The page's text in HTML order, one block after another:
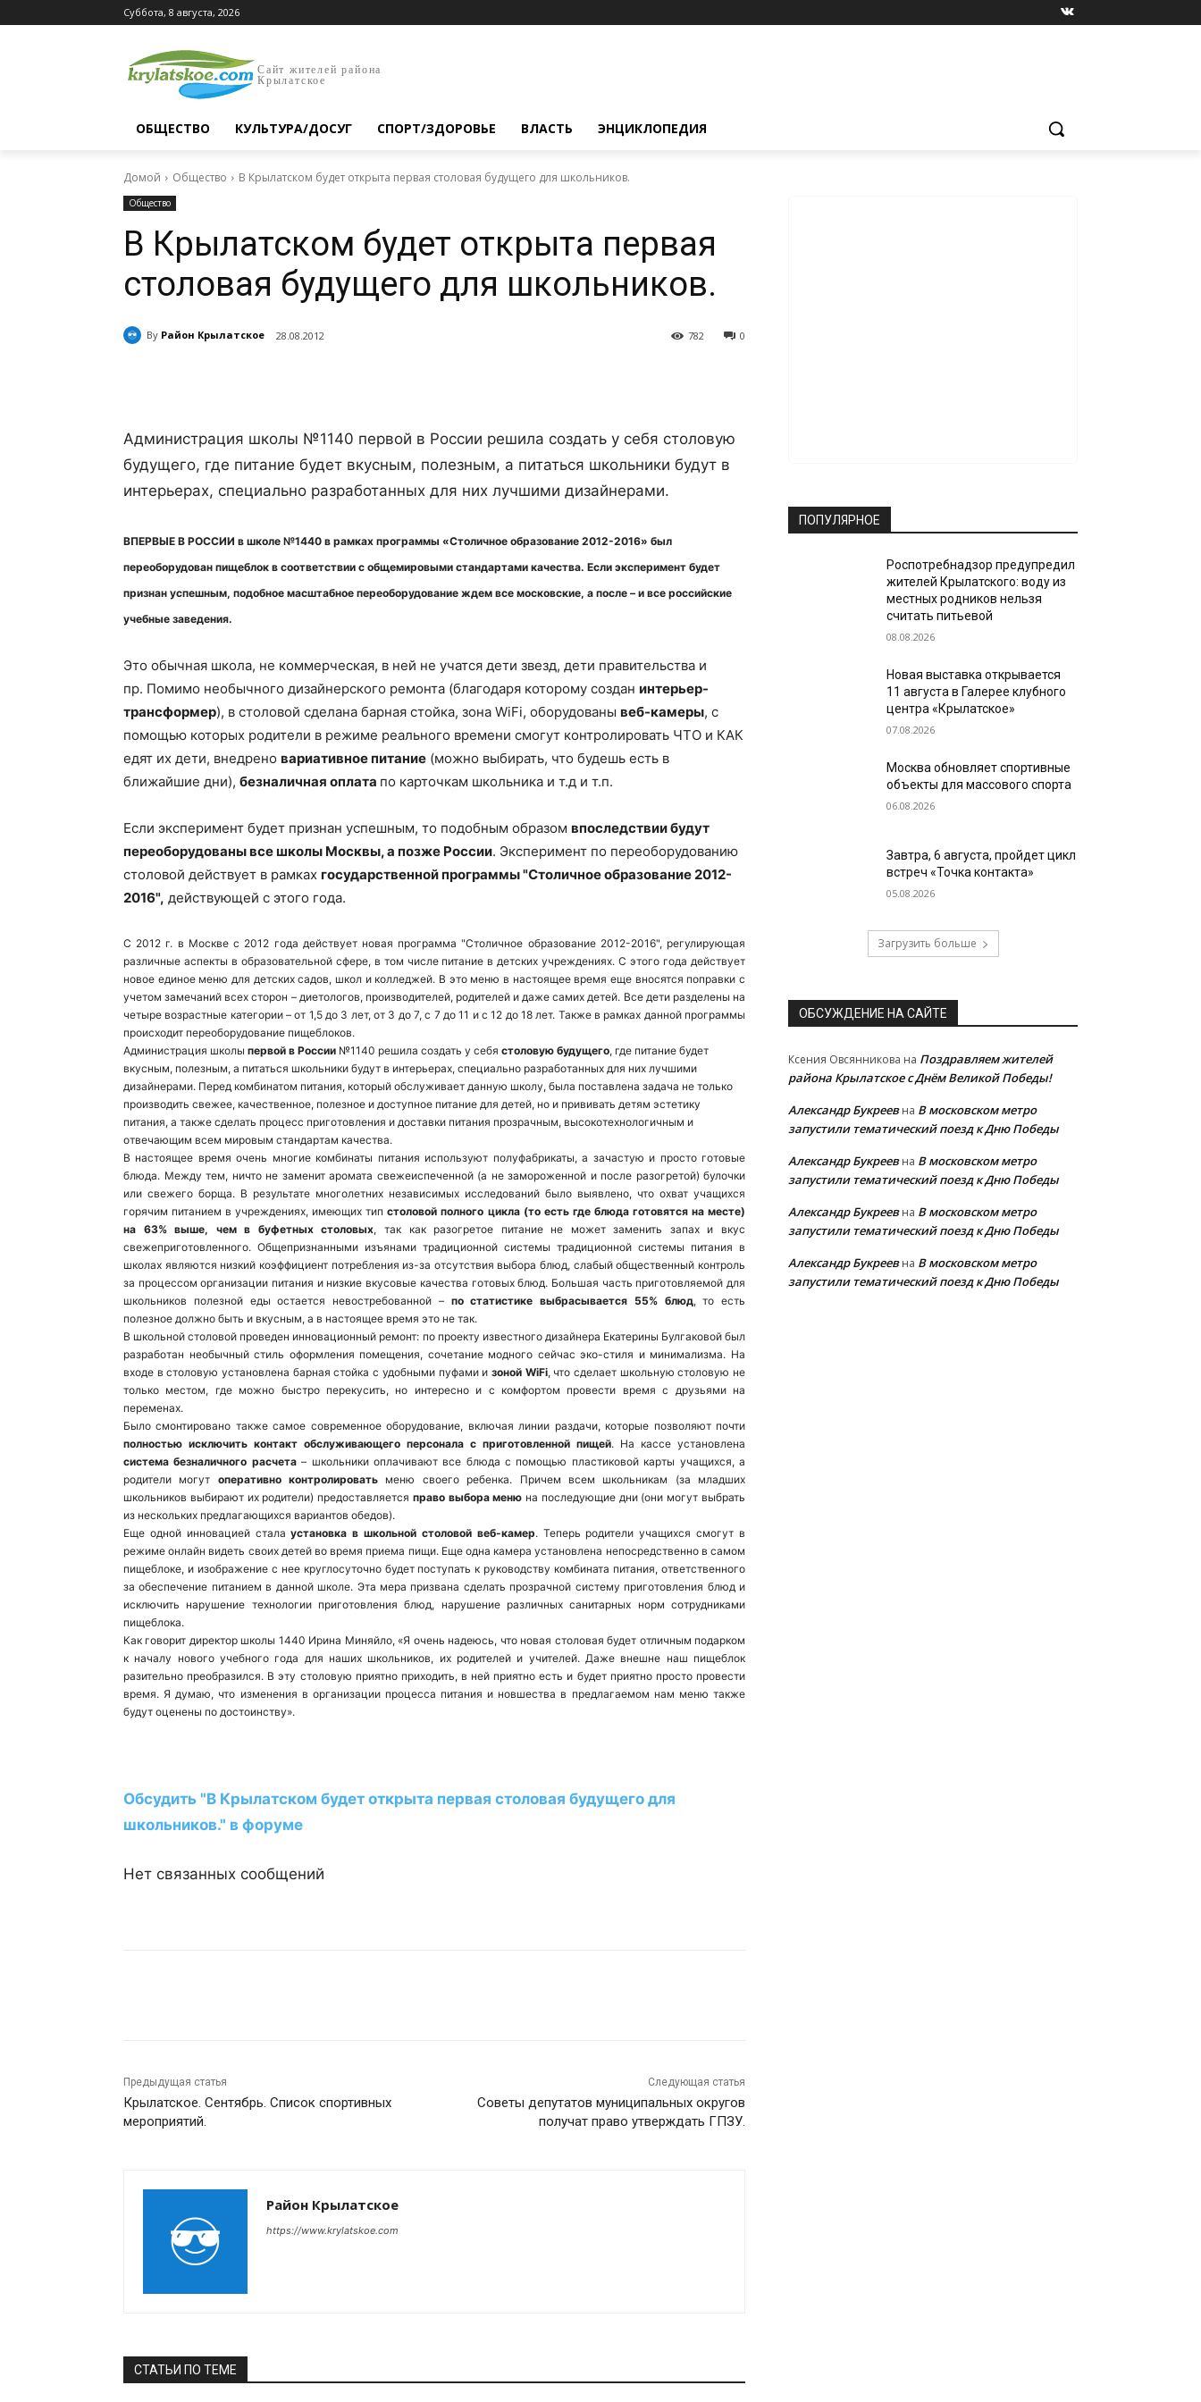
Суббота, 8 августа, 2026
Сайт жителей района
Крылатское
ОБЩЕСТВО КУЛЬТУРА/ДОСУГ СПОРТ/ЗДОРОВЬЕ ВЛАСТЬ ЭНЦИКЛОПЕДИЯ
Домой Общество В Крылатском будет открыта первая столовая будущего для школьников.
Общество
В Крылатском будет открыта первая
столовая будущего для школьников.
By Район Крылатское 28.08.2012 0
782
Администрация школы №1140 первой в России решила создать у себя столовую
будущего, где питание будет вкусным, полезным, а питаться школьники будут в
интерьерах, специально разработанных для них лучшими дизайнерами.
ВПЕРВЫЕ В РОССИИ в школе №1440 в рамках программы «Столичное образование 2012-2016» был
переоборудован пищеблок в соответствии с общемировыми стандартами качества. Если эксперимент будет
признан успешным, подобное масштабное переоборудование ждем все московские, а после – и все российские
учебные заведения.
Это обычная школа, не коммерческая, в ней не учатся дети звезд, дети правительства и
пр. Помимо необычного дизайнерского ремонта (благодаря которому создан интерьер-
трансформер), в столовой сделана барная стойка, зона WiFi, оборудованы веб-камеры, с
помощью которых родители в режиме реального времени смогут контролировать ЧТО и КАК
едят их дети, внедрено вариативное питание (можно выбирать, что будешь есть в
ближайшие дни), безналичная оплата по карточкам школьника и т.д и т.п.
Если эксперимент будет признан успешным, то подобным образом впоследствии будут
переоборудованы все школы Москвы, а позже России. Эксперимент по переоборудованию
столовой действует в рамках государственной программы "Столичное образование 2012-
2016", действующей с этого года.
С 2012 г. в Москве с 2012 года действует новая программа "Столичное образование 2012-2016", регулирующая
различные аспекты в образовательной сфере, в том числе питание в детских учреждениях. С этого года действует
новое единое меню для детских садов, школ и колледжей. В это меню в настоящее время еще вносятся поправки с
учетом замечаний всех сторон – диетологов, производителей, родителей и даже самих детей. Все дети разделены на
четыре возрастные категории – от 1,5 до 3 лет, от 3 до 7, с 7 до 11 и с 12 до 18 лет. Также в рамках данной программы
происходит переоборудование пищеблоков.
Администрация школы первой в России №1140 решила создать у себя столовую будущего, где питание будет
вкусным, полезным, а питаться школьники будут в интерьерах, специально разработанных для них лучшими
дизайнерами. Перед комбинатом питания, который обслуживает данную школу, была поставлена задача не только
производить свежее, качественное, полезное и доступное питание для детей, но и прививать детям эстетику
питания, а также сделать процесс приготовления и доставки питания прозрачным, высокотехнологичным и
отвечающим всем мировым стандартам качества.
В настоящее время очень многие комбинаты питания используют полуфабрикаты, а зачастую и просто готовые
блюда. Между тем, ничто не заменит аромата свежеиспеченной (а не замороженной и после разогретой) булочки
или свежего борща. В результате многолетних независимых исследований было выявлено, что охват учащихся
горячим питанием в учреждениях, имеющих типстоловой полного цикла (то есть где блюда готовятся на месте)
на 63% выше, чем в буфетных столовых, так как разогретое питание не может заменить запах и вкус
свежеприготовленного. Общепризнанными изъянами традиционной системы традиционной системы питания в
школах являются низкий коэффициент потребления из-за отсутствия выбора блюд, слабый общественный контроль
за процессом организации питания и низкие вкусовые качества готовых блюд. Большая часть приготовляемой для
школьников полезной еды остается невостребованной – по статистике выбрасывается 55% блюд, то есть
полезное должно быть и вкусным, а в настоящее время это не так.
В школьной столовой проведен инновационный ремонт: по проекту известного дизайнера Екатерины Булгаковой был
разработан необычный стиль оформления помещения, сочетание модного сейчас эко-стиля и минимализма. На
входе в столовую установлена барная стойка с удобными пуфами и зоной WiFi, что сделает школьную столовую не
только местом, где можно быстро перекусить, но интересно и с комфортом провести время с друзьями на
переменах.
Было смонтировано также самое современное оборудование, включая линии раздачи, которые позволяют почти
полностью исключить контакт обслуживающего персонала с приготовленной пищей. На кассе установлена
система безналичного расчета– школьники оплачивают все блюда с помощью пластиковой карты учащихся, а
родители могут оперативно контролировать меню своего ребенка. Причем всем школьникам (за младших
школьников выбирают их родители) предоставляется право выбора меню на последующие дни (они могут выбрать
из нескольких предлагающихся вариантов обедов).
Еще одной инновацией сталаустановка в школьной столовой веб-камер. Теперь родители учащихся смогут в
режиме онлайн видеть своих детей во время приема пищи. Еще одна камера установлена непосредственно в самом
пищеблоке, и изображение с нее круглосуточно будет поступать к руководству комбината питания, ответственного
за обеспечение питанием в данной школе. Эта мера призвана сделать прозрачной систему приготовления блюд и
исключить нарушение технологии приготовления блюд, нарушение различных санитарных норм сотрудниками
пищеблока.
Как говорит директор школы 1440 Ирина Миняйло, «Я очень надеюсь, что новая столовая будет отличным подарком
к началу нового учебного года для наших школьников, их родителей и учителей. Даже внешне наш пищеблок
разительно преобразился. В эту столовую приятно приходить, в ней приятно есть и будет приятно просто провести
время. Я думаю, что изменения в организации процесса питания и новшества в предлагаемом нам меню также
будут оценены по достоинству».
Обсудить "В Крылатском будет открыта первая столовая будущего для
школьников." в форуме
Нет связанных сообщений
Предыдущая статья
Крылатское. Сентябрь. Список спортивных
мероприятий.
Следующая статья
Советы депутатов муниципальных округов
получат право утверждать ГПЗУ.
Район Крылатское
https://www.krylatskoe.com
СТАТЬИ ПО ТЕМЕ
ПОПУЛЯРНОЕ
Роспотребнадзор предупредил
жителей Крылатского: воду из
местных родников нельзя
считать питьевой
08.08.2026
Новая выставка открывается
11 августа в Галерее клубного
центра «Крылатское»
07.08.2026
Москва обновляет спортивные
объекты для массового спорта
06.08.2026
Завтра, 6 августа, пройдет цикл
встреч «Точка контакта»
05.08.2026
Загрузить больше
ОБСУЖДЕНИЕ НА САЙТЕ
Ксения Овсянникова на Поздравляем жителей
района Крылатское с Днём Великой Победы!
Александр Букреевна В московском метро
запустили тематический поезд к Дню Победы
Александр Букреевна В московском метро
запустили тематический поезд к Дню Победы
Александр Букреевна В московском метро
запустили тематический поезд к Дню Победы
Александр Букреевна В московском метро
запустили тематический поезд к Дню Победы